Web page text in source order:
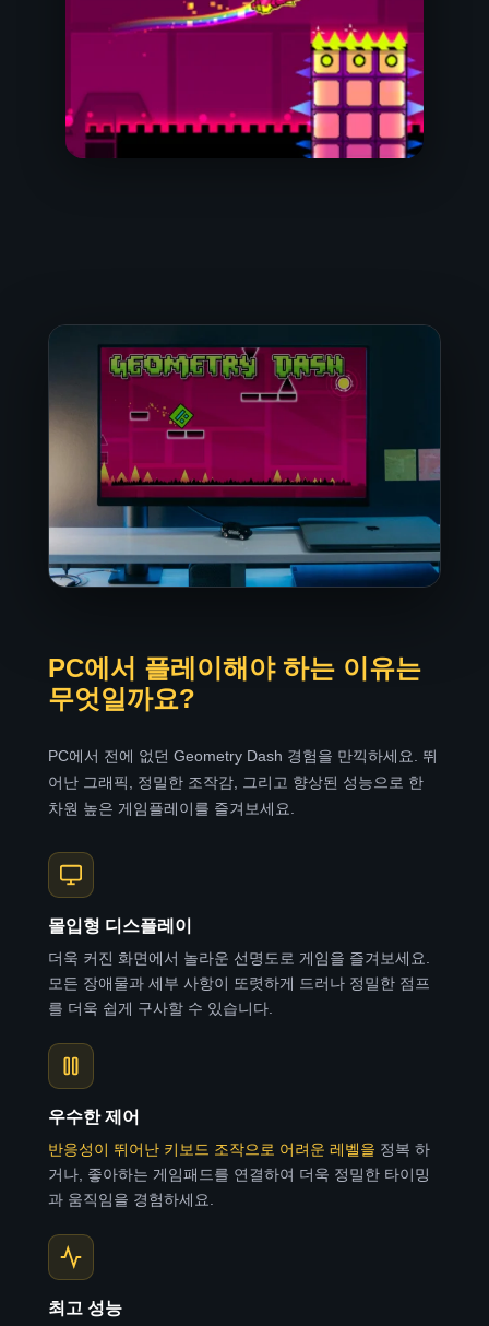
PC에서 플레이해야 하는 이유는
무엇일까요?
PC에서 전에 없던 Geometry Dash 경험을 만끽하세요. 뛰
어난 그래픽, 정밀한 조작감, 그리고 향상된 성능으로 한
차원 높은 게임플레이를 즐겨보세요.
몰입형 디스플레이
더욱 커진 화면에서 놀라운 선명도로 게임을 즐겨보세요.
모든 장애물과 세부 사항이 또렷하게 드러나 정밀한 점프
를 더욱 쉽게 구사할 수 있습니다.
우수한 제어
반응성이 뛰어난 키보드 조작으로 어려운 레벨을 정복 하
거나, 좋아하는 게임패드를 연결하여 더욱 정밀한 타이밍
과 움직임을 경험하세요.
최고 성능